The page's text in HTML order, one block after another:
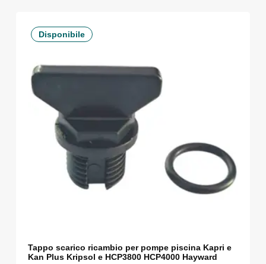
Disponibile
Tappo scarico ricambio per pompe piscina Kapri e
Kan Plus Kripsol e HCP3800 HCP4000 Hayward